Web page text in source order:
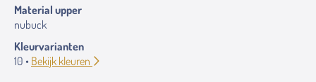
Material upper
nubuck
Kleurvarianten
10 • Bekijk kleuren